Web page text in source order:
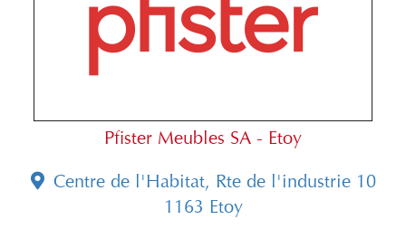
Pfister Meubles SA - Etoy
Centre de l'Habitat, Rte de l'industrie 10
1163 Etoy